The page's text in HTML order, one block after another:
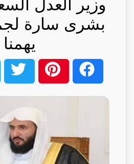
وزير العدل
بشرى سارة
يهمنا